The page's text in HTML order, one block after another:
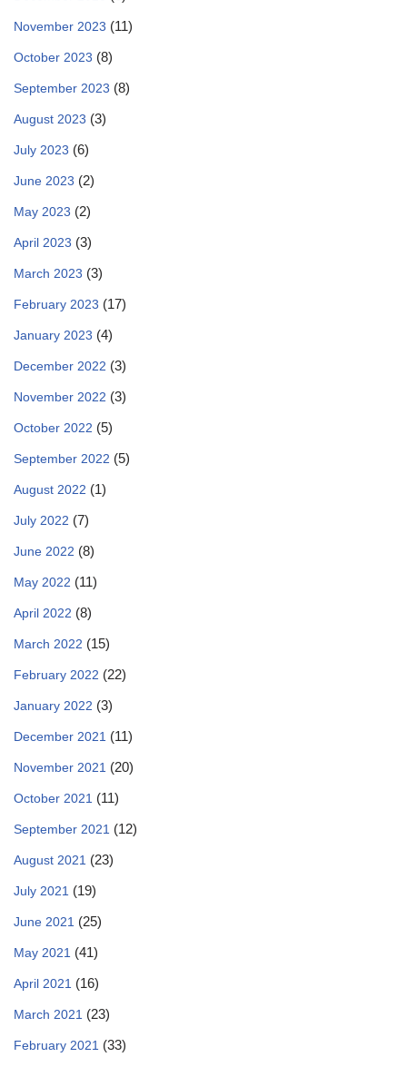
November 2023 (11)
October 2023 (8)
September 2023 (8)
August 2023 (3)
July 2023 (6)
June 2023 (2)
May 2023 (2)
April 2023 (3)
March 2023 (3)
February 2023 (17)
January 2023 (4)
December 2022 (3)
November 2022 (3)
October 2022 (5)
September 2022 (5)
August 2022 (1)
July 2022 (7)
June 2022 (8)
May 2022 (11)
April 2022 (8)
March 2022 (15)
February 2022 (22)
January 2022 (3)
December 2021 (11)
November 2021 (20)
October 2021 (11)
September 2021 (12)
August 2021 (23)
July 2021 (19)
June 2021 (25)
May 2021 (41)
April 2021 (16)
March 2021 (23)
February 2021 (33)